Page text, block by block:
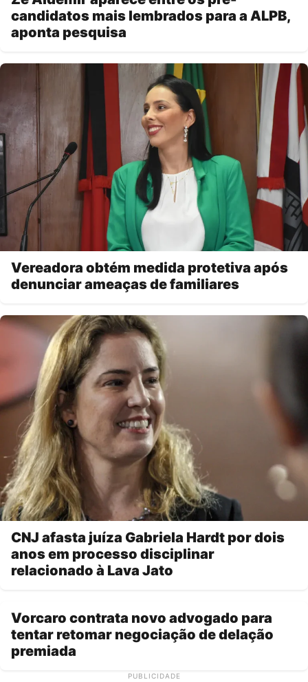
candidatos mais lembrados para a ALPB,
aponta pesquisa
Vereadora obtém medida protetiva após
denunciar ameaças de familiares
CNJ afasta juíza Gabriela Hardt por dois
anos em processo disciplinar
relacionado à Lava Jato
Vorcaro contrata novo advogado para
tentar retomar negociação de delação
premiada
PUBLICIDADE